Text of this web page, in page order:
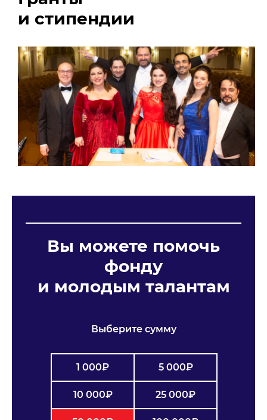
и стипендии
Вы можете помочь
фонду
и молодым талантам
Выберите сумму
1 000₽ 5 000₽
10 000₽ 25 000₽